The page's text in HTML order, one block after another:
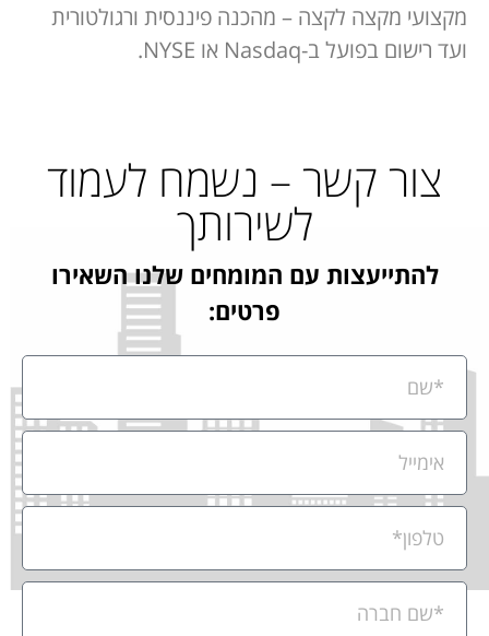
מקצועי מקצה לקצה – מהכנה פיננסית ורגולטורית
ועד רישום בפועל ב-Nasdaq או NYSE.
צור קשר – נשמח לעמוד
לשירותך
להתייעצות עם המומחים שלנו השאירו
פרטים: